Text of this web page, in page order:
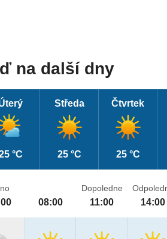
na další dny
°C
Středa
25 °C
Čtvrtek
25 °C
08:00
Dopoledne
11:00 14:00